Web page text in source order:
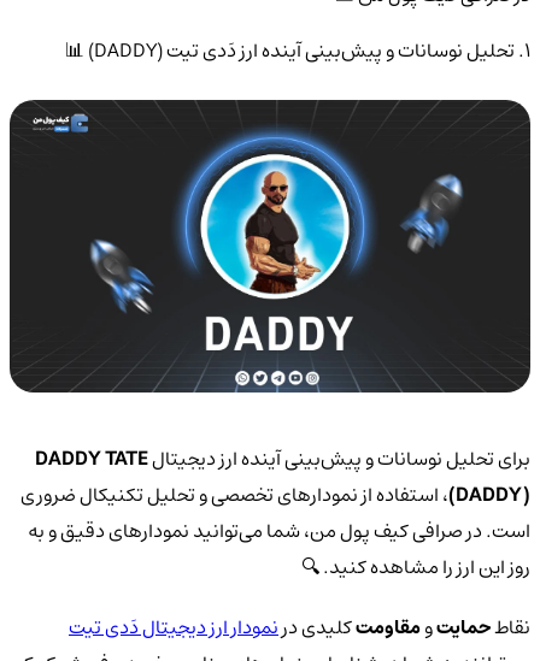
برای تحلیل نوسانات و پیش‌بینی آینده ارز دیجیتالDADDY TATE
(DADDY)، استفاده از نمودارهای تخصصی و تحلیل تکنیکال ضروری
است. در صرافی کیف پول من، شما می‌توانید نمودارهای دقیق و به
روز این ارز را مشاهده کنید. 🔍
نقاطحمایتومقاومتکلیدی درنمودار ارز دیجیتال دَدی تیت